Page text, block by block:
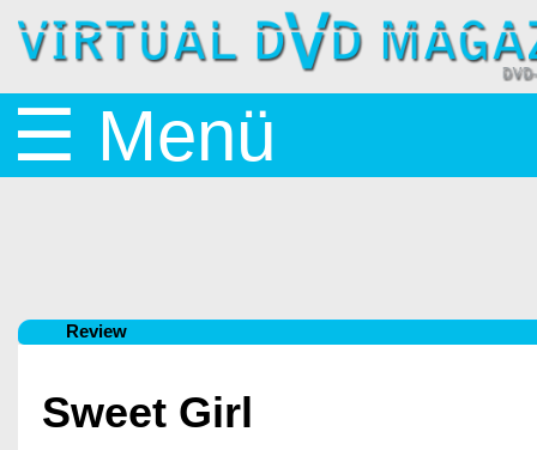
Startseite
BluRay
&
☰ Menü
Review
Sweet Girl